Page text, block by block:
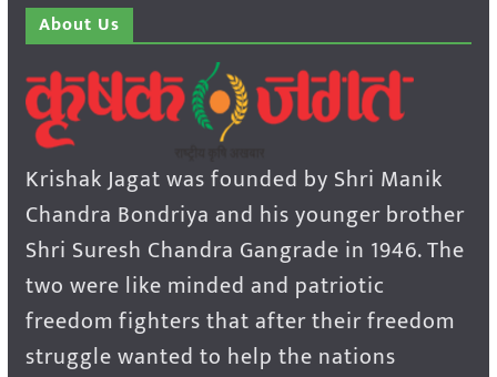
About Us
Krishak Jagat was founded by Shri Manik
Chandra Bondriya and his younger brother
Shri Suresh Chandra Gangrade in 1946. The
two were like minded and patriotic
freedom fighters that after their freedom
struggle wanted to help the nations